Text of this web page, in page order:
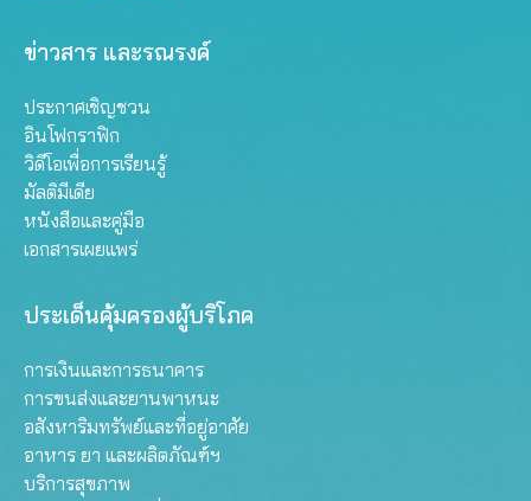
ข่าวสาร และรณรงค์
ประกาศเชิญชวน
อินโฟกราฟิก
วิดีโอเพื่อการเรียนรู้
มัลติมีเดีย
หนังสือและคู่มือ
เอกสารเผยแพร่
ประเด็นคุ้มครองผู้บริโภค
การเงินและการธนาคาร
การขนส่งและยานพาหนะ
อสังหาริมทรัพย์และที่อยู่อาศัย
อาหาร ยา และผลิตภัณฑ์ฯ
บริการสุขภาพ